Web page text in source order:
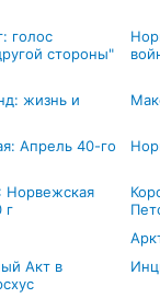
голос
стороны"
жизнь и
Апрель 40-го
Норвежская
г
Акт в